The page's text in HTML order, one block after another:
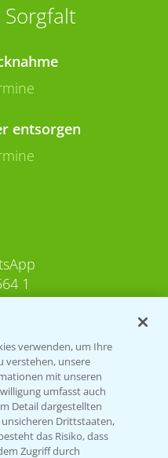
entsorgen
1
verwenden, um Ihre
verstehen, unsere
mit unseren
umfasst auch
Detail dargestellten
Drittstaaten,
das Risiko, dass
Zugriff durch